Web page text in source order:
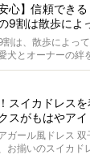
心】信頼でき
9割は散歩によ
＆BEAST〜
割は、散歩によっ
犬とオーナーの絆
スイカドレス
スがもはやア
ール風ドレス 双
お揃いのスイカド